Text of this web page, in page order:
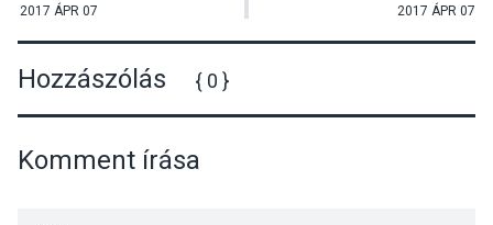
2017 ÁPR 07
konferenciáját
2017 ÁPR 07
Hozzászólás { 0 }
Komment írása